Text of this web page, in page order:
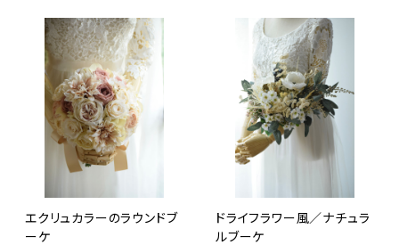
エクリュカラーのラウンドブ
ーケ
ドライフラワー風／ナチュラ
ルブーケ